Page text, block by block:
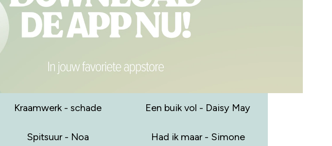
Kraamwerk - schade Een buik vol - Daisy May
Spitsuur - Noa Had ik maar - Simone